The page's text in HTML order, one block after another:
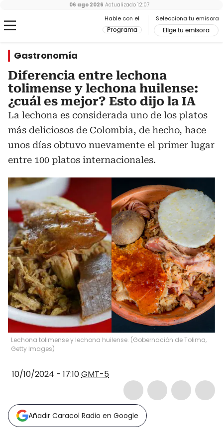
Hable con el
Programa
Selecciona tu emisora
Elige tu emisora
06 ago 2026 Actualizado 12:07
Gastronomía
Diferencia entre lechona
tolimense y lechona huilense:
¿cuál es mejor? Esto dijo la IA
La lechona es considerada uno de los platos
más deliciosos de Colombia, de hecho, hace
unos días obtuvo nuevamente el primer lugar
entre 100 platos internacionales.
Lechona tolimense y lechona huilense. (Gobernación de Tolima,
Getty Images)
10/10/2024 - 17:10GMT-5
Añadir Caracol Radio en Google